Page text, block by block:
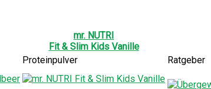
mr. NUTRI
Fit & Slim Kids Vanille
Proteinpulver Ratgeber